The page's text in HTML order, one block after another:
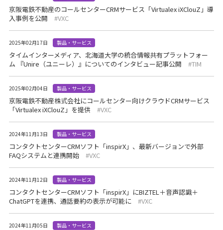
京阪電鉄不動産のコールセンターCRMサービス「Virtualex iXClouZ」導
入事例を公開
VXC
2025年02月17日 製品・サービス
タイムインターメディア、北海道大学の統合情報共有プラットフォー
ム 『Unire（ユニーレ）』についてのインタビュー記事公開
TIM
2025年02月04日 製品・サービス
京阪電鉄不動産株式会社にコールセンター向けクラウドCRMサービス
「Virtualex iXClouZ」を提供
VXC
2024年11月13日 製品・サービス
コンタクトセンターCRMソフト「inspirX」、最新バージョンで外部
FAQシステムと連携開始
VXC
2024年11月12日 製品・サービス
コンタクトセンターCRMソフト「inspirX」にBIZTEL＋音声認識＋
ChatGPTを連携、通話要約の表示が可能に
VXC
2024年11月05日 製品・サービス